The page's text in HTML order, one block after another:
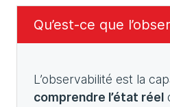
Qu’est-ce que
L’observabilité est la
comprendre l’état réel